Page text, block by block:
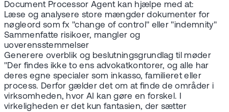
Document Processor Agent kan hjælpe med at:
Læse og analysere store mængder dokumenter for
nøgleord som fx "change of control" eller "indemnity"
Sammenfatte risikoer, mangler og
uoverensstemmelser
Generere overblik og beslutningsgrundlag til møder
"Der findes ikke to ens advokatkontorer, og alle har
deres egne specialer som inkasso, familieret eller
process. Derfor gælder det om at finde de områder i
virksomheden, hvor AI kan gøre en forskel. I
virkeligheden er det kun fantasien, der sætter